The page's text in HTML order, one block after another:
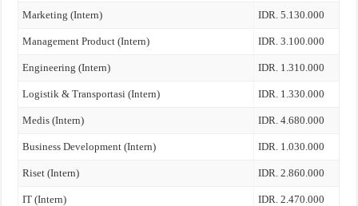
Marketing (Intern) IDR. 5.130.000
Management Product (Intern) IDR. 3.100.000
Engineering (Intern) IDR. 1.310.000
Logistik & Transportasi (Intern) IDR. 1.330.000
Medis (Intern) IDR. 4.680.000
Business Development (Intern) IDR. 1.030.000
Riset (Intern) IDR. 2.860.000
IT (Intern) IDR. 2.470.000